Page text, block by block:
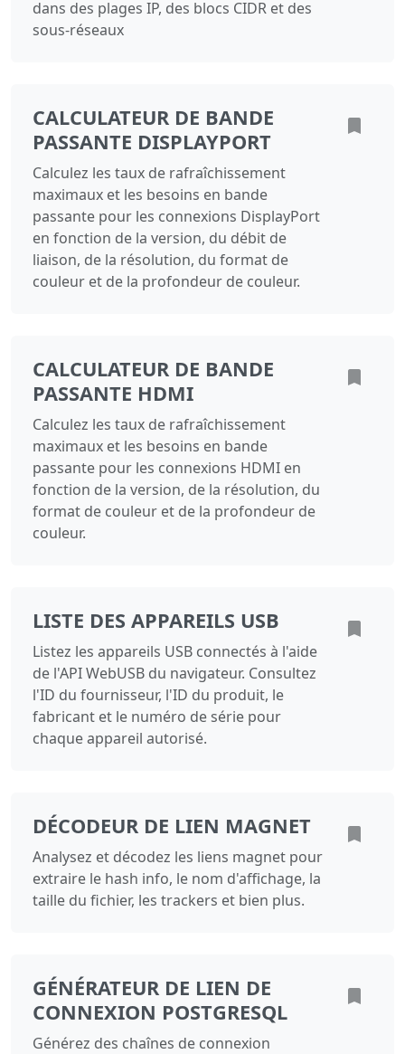
dans des plages IP, des blocs CIDR et des
sous-réseaux
CALCULATEUR DE BANDE
PASSANTE DISPLAYPORT
Calculez les taux de rafraîchissement
maximaux et les besoins en bande
passante pour les connexions DisplayPort
en fonction de la version, du débit de
liaison, de la résolution, du format de
couleur et de la profondeur de couleur.
CALCULATEUR DE BANDE
PASSANTE HDMI
Calculez les taux de rafraîchissement
maximaux et les besoins en bande
passante pour les connexions HDMI en
fonction de la version, de la résolution, du
format de couleur et de la profondeur de
couleur.
LISTE DES APPAREILS USB
Listez les appareils USB connectés à l'aide
de l'API WebUSB du navigateur. Consultez
l'ID du fournisseur, l'ID du produit, le
fabricant et le numéro de série pour
chaque appareil autorisé.
DÉCODEUR DE LIEN MAGNET
Analysez et décodez les liens magnet pour
extraire le hash info, le nom d'affichage, la
taille du fichier, les trackers et bien plus.
GÉNÉRATEUR DE LIEN DE
CONNEXION POSTGRESQL
Générez des chaînes de connexion